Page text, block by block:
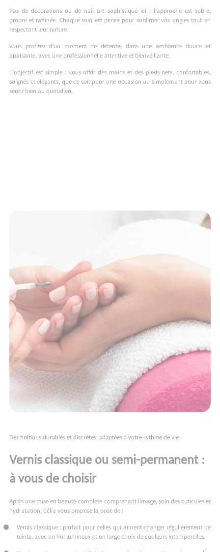
Pas de décorations ou de nail art sophistiqué ici : l’approche est sobre,
propre et raffinée. Chaque soin est pensé pour sublimer vos ongles tout en
respectant leur nature.
Vous profitez d’un moment de détente, dans une ambiance douce et
apaisante, avec une professionnelle attentive et bienveillante.
L’objectif est simple : vous offrir des mains et des pieds nets, confortables,
soignés et élégants, que ce soit pour une occasion ou simplement pour vous
sentir bien au quotidien.
Des finitions durables et discrètes, adaptées à votre rythme de vie
Vernis classique ou semi-permanent :
à vous de choisir
Après une mise en beauté complète comprenant limage, soin des cuticules et
hydratation, Célia vous propose la pose de :
Vernis classique : parfait pour celles qui aiment changer régulièrement de
teinte, avec un fini lumineux et un large choix de couleurs intemporelles.